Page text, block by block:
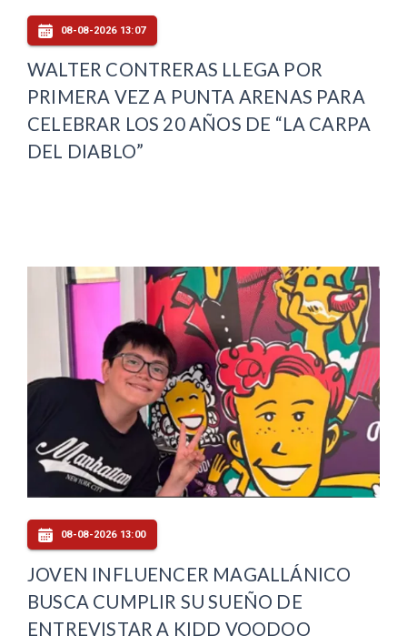
08-08-2026 13:07
WALTER CONTRERAS LLEGA POR
PRIMERA VEZ A PUNTA ARENAS PARA
CELEBRAR LOS 20 AÑOS DE “LA CARPA
DEL DIABLO”
08-08-2026 13:00
JOVEN INFLUENCER MAGALLÁNICO
BUSCA CUMPLIR SU SUEÑO DE
ENTREVISTAR A KIDD VOODOO